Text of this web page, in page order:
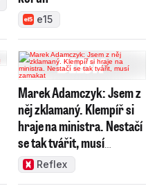
e15
Marek Adamczyk: Jsem z
něj zklamaný. Klempíř si
hraje na ministra. Nestačí
se tak tvářit, musí
zamakat
Reflex